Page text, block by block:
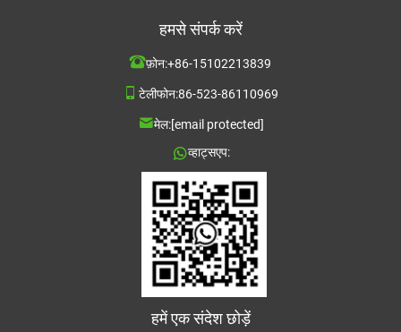
हमसे संपर्क करें
फ़ोन:+86-15102213839
टेलीफोन:86-523-86110969
मेल:[email protected]
व्हाट्सएप:
हमें एक संदेश छोड़ें